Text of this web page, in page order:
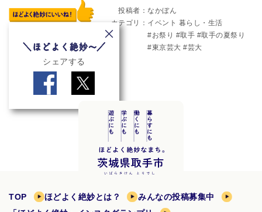
シェアする
投稿者
なかぼん
カテゴリ
イベント 暮らし・生活
お祭り
取手
取手の夏祭り
東京芸大
芸大
TOP ほどよく絶妙とは？
みんなの投稿募集中